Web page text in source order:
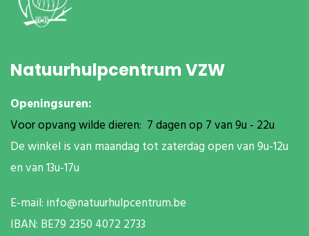
Natuurhulpcentrum VZW
Openingsuren:
Voor opvang wilde dieren: 7 dagen op 7 van 9u - 22u
De winkel is van maandag tot zaterdag open van 9u-12u
en van 13u-17u
E-mail: info@natuurhulpcentrum.be
IBAN: BE79 2350 4072 2733